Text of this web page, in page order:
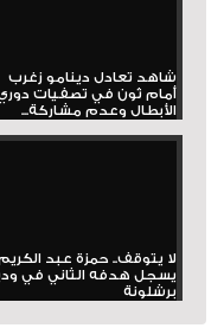
شاهد تعادل دينامو زغرب
أمام ثون في تصفيات
الأبطال وعدم مشاركة...
لا يتوقف.. حمزة عبد
يسجل هدفه الثاني في
برشلونة